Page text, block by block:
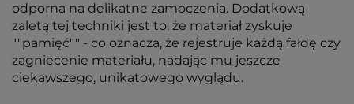
odporna na delikatne zamoczenia. Dodatkową
zaletą tej techniki jest to, że materiał zyskuje
""pamięć"" - co oznacza, że rejestruje każdą fałdę czy
zagniecenie materiału, nadając mu jeszcze
ciekawszego, unikatowego wyglądu.